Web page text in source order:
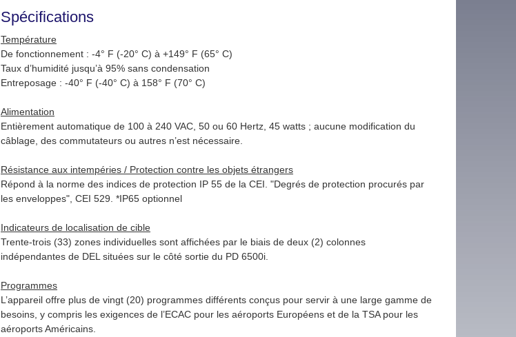
Spécifications
Température
De fonctionnement : -4° F (-20° C) à +149° F (65° C)
Taux d’humidité jusqu’à 95% sans condensation
Entreposage : -40° F (-40° C) à 158° F (70° C)
Alimentation
Entièrement automatique de 100 à 240 VAC, 50 ou 60 Hertz, 45 watts ; aucune modification du
câblage, des commutateurs ou autres n’est nécessaire.
Résistance aux intempéries / Protection contre les objets étrangers
Répond à la norme des indices de protection IP 55 de la CEI. "Degrés de protection procurés par
les enveloppes", CEI 529. *IP65 optionnel
Indicateurs de localisation de cible
Trente-trois (33) zones individuelles sont affichées par le biais de deux (2) colonnes
indépendantes de DEL situées sur le côté sortie du PD 6500i.
Programmes
L’appareil offre plus de vingt (20) programmes différents conçus pour servir à une large gamme de
besoins, y compris les exigences de l’ECAC pour les aéroports Européens et de la TSA pour les
aéroports Américains.